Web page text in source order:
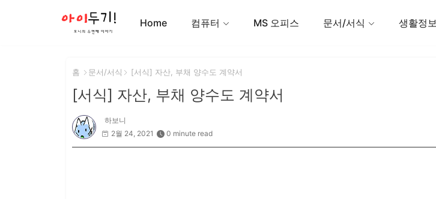
Home 컴퓨터 MS 오피스 문서/서식 생활정보
홈 문서/서식 [서식] 자산, 부채 양수도 계약서
[서식] 자산, 부채 양수도 계약서
하보니
2월 24, 2021
0 minute read